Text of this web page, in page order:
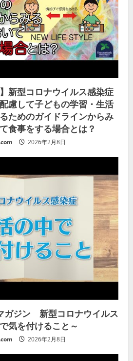
新型コロナウイルス感染症
慮して子どもの学習・生活
ためのガイドラインからみ
食事をする場合とは？
2026年2月8日
ガジン 新型コロナウイルス
気を付けること～
2026年2月8日